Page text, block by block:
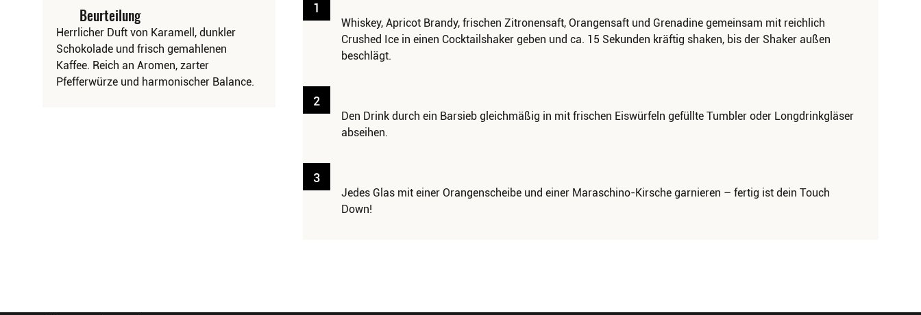
Beurteilung
Herrlicher Duft von Karamell, dunkler
Schokolade und frisch gemahlenen
Kaffee. Reich an Aromen, zarter
Pfefferwürze und harmonischer Balance.
1
Whiskey, Apricot Brandy, frischen Zitronensaft, Orangensaft und Grenadine gemeinsam mit reichlich
Crushed Ice in einen Cocktailshaker geben und ca. 15 Sekunden kräftig shaken, bis der Shaker außen
beschlägt.
2
Den Drink durch ein Barsieb gleichmäßig in mit frischen Eiswürfeln gefüllte Tumbler oder Longdrinkgläser
abseihen.
3
Jedes Glas mit einer Orangenscheibe und einer Maraschino-Kirsche garnieren – fertig ist dein Touch
Down!